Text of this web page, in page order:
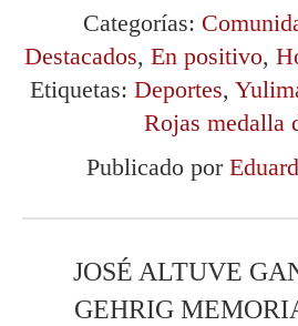
Categorías:
Destacados, En positivo,
Etiquetas: Deportes,
Rojas medalla
Publicado por
JOSÉ ALTUVE
GEHRIG